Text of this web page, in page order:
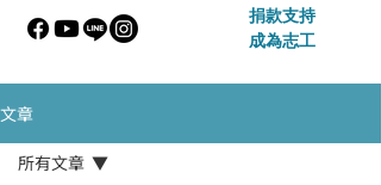
​捐款支持
​成為志工
文章
所有文章